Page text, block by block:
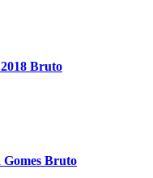
Bruto
Bruto